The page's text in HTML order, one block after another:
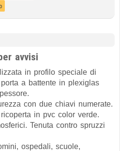
avvisi
in profilo speciale di
a battente in plexiglas
con due chiavi numerate.
in pvc color verde.
Tenuta contro spruzzi
ospedali, scuole,